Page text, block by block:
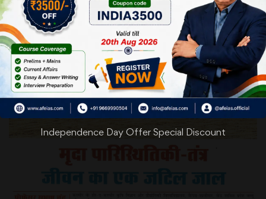
Independence Day Offer Special Discount